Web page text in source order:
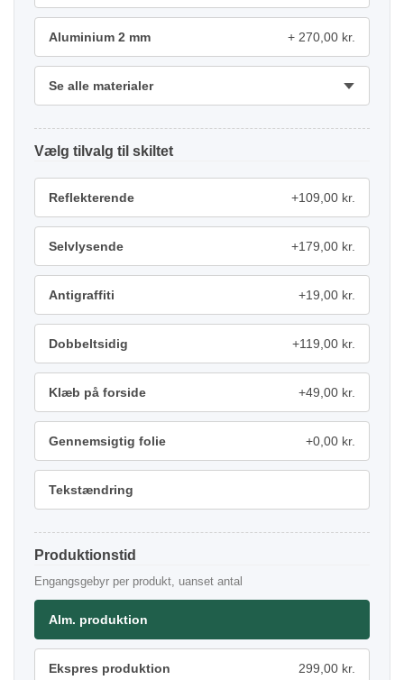
Aluminium 2 mm 270,00 kr.
Se alle materialer
tilvalg
Reflekterende +109,00 kr.
Selvlysende +179,00 kr.
Antigraffiti +19,00 kr.
Dobbeltsidig +119,00 kr.
Klæb på forside +49,00 kr.
Gennemsigtig folie +0,00 kr.
Tekstændring
Produktionstid
Engangsgebyr per produkt, uanset antal
Alm. produktion
Ekspres produktion 299,00 kr.